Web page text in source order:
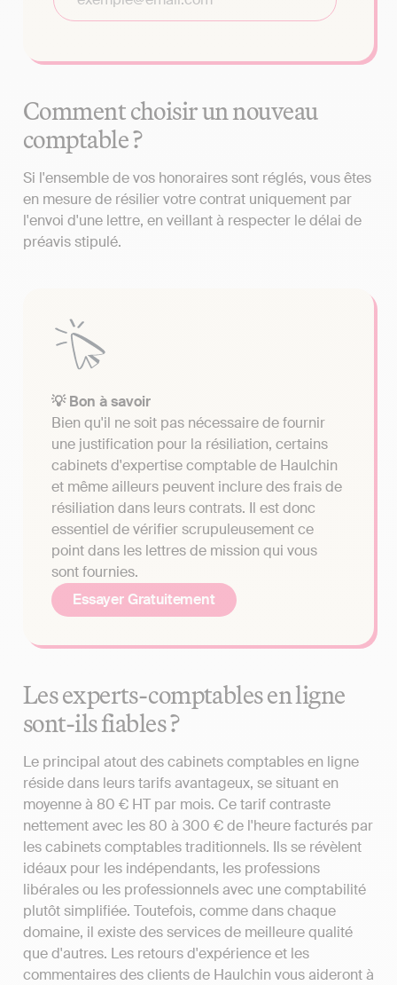
Comment choisir un nouveau
comptable ?
Si l'ensemble de vos honoraires sont réglés, vous êtes
en mesure de résilier votre contrat uniquement par
l'envoi d'une lettre, en veillant à respecter le délai de
préavis stipulé.
💡 Bon à savoir
Bien qu'il ne soit pas nécessaire de fournir
une justification pour la résiliation, certains
cabinets d'expertise comptable de Haulchin
et même ailleurs peuvent inclure des frais de
résiliation dans leurs contrats. Il est donc
essentiel de vérifier scrupuleusement ce
point dans les lettres de mission qui vous
sont fournies.
Essayer Gratuitement
Les experts-comptables en ligne
sont-ils fiables ?
Le principal atout des cabinets comptables en ligne
réside dans leurs tarifs avantageux, se situant en
moyenne à 80 € HT par mois. Ce tarif contraste
nettement avec les 80 à 300 € de l'heure facturés par
les cabinets comptables traditionnels. Ils se révèlent
idéaux pour les indépendants, les professions
libérales ou les professionnels avec une comptabilité
plutôt simplifiée. Toutefois, comme dans chaque
domaine, il existe des services de meilleure qualité
que d'autres. Les retours d'expérience et les
commentaires des clients de Haulchin vous aideront à